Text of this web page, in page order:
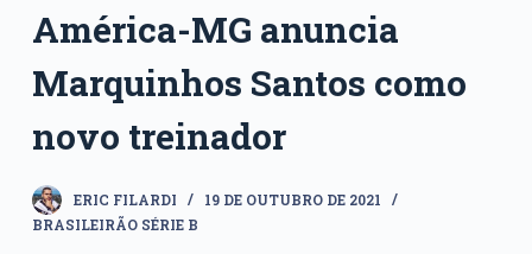
América-MG anuncia
Marquinhos Santos como
novo treinador
ERIC FILARDI
19 DE OUTUBRO DE 2021
BRASILEIRÃO SÉRIE B